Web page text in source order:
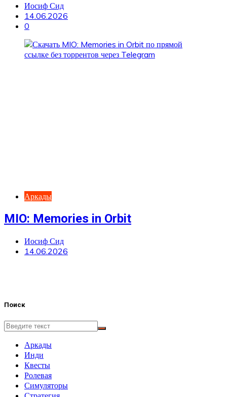
Иосиф Сид
14.06.2026
0
Аркады
MIO: Memories in Orbit
Иосиф Сид
14.06.2026
Поиск
Аркады
Инди
Квесты
Ролевая
Симуляторы